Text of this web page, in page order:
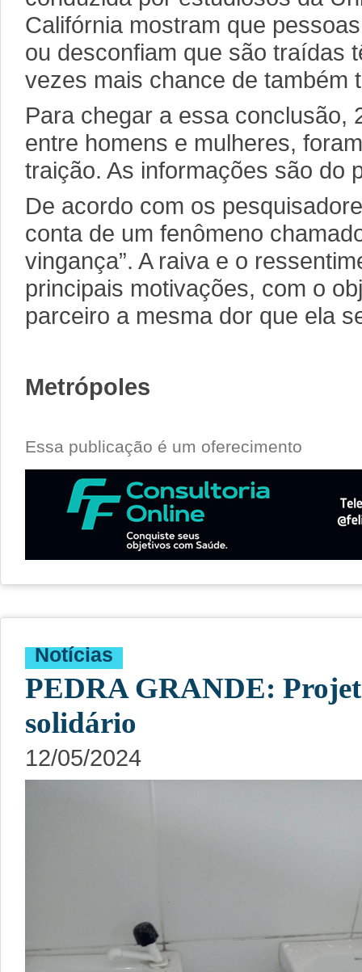
Califórnia mostram que
ou desconfiam que são traídas
vezes mais chance de também
Para chegar a essa conclusão,
entre homens e mulheres,
traição. As informações são do
De acordo com os
conta de um fenômeno
vingança”. A raiva e o
principais motivações, com o
parceiro a mesma dor que ela
Metrópoles
Essa publicação é um oferecimento
Notícias
PEDRA GRANDE:
solidário
12/05/2024